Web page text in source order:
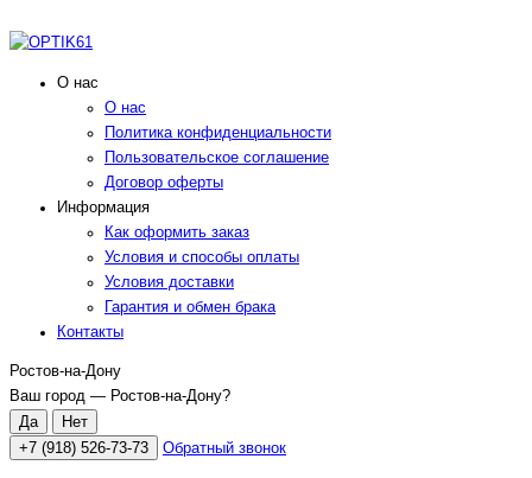
О нас
О нас
Политика конфиденциальности
Пользовательское соглашение
Договор оферты
Информация
Как оформить заказ
Условия и способы оплаты
Условия доставки
Гарантия и обмен брака
Контакты
Ростов-на-Дону
Ваш город — Ростов-на-Дону?
+7 (918) 526-73-73 Обратный звонок